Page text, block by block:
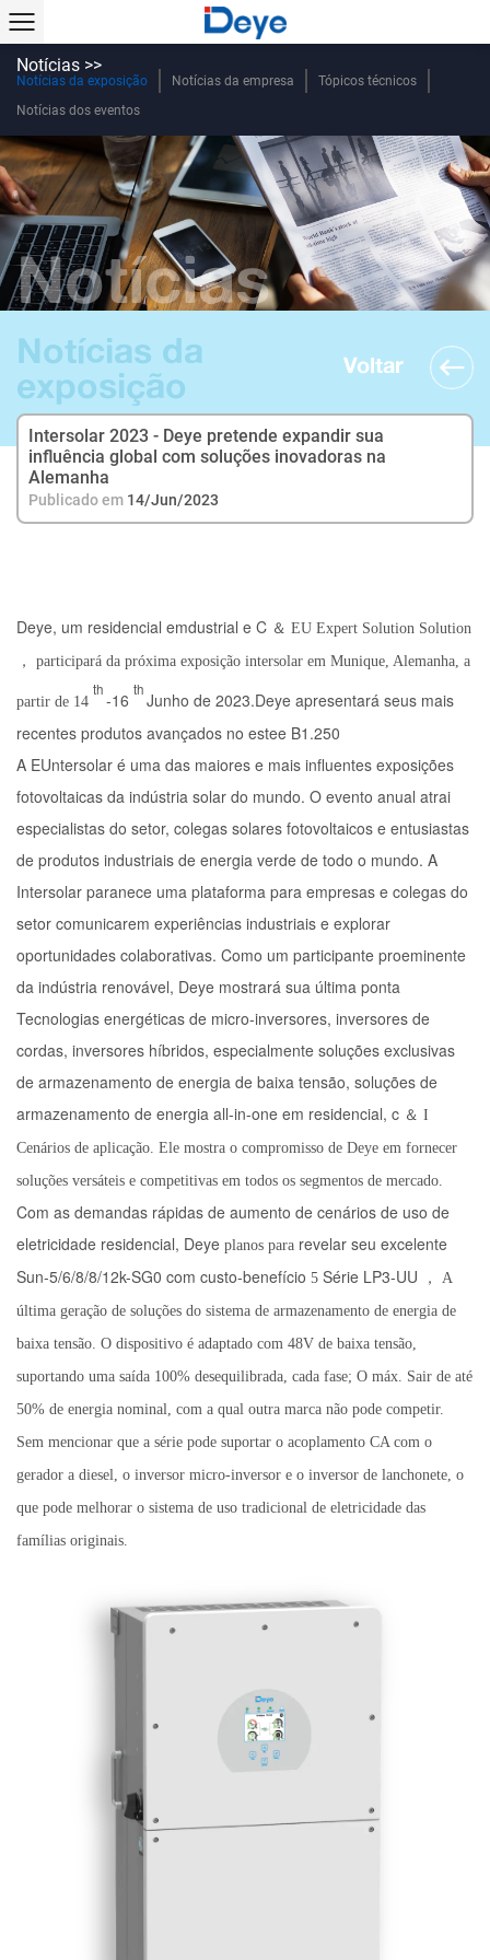
Notícias >>
Notícias da exposição Notícias da empresa
Tópicos técnicos
Notícias dos eventos
Notícias
Notícias da
exposição
Voltar
Intersolar 2023 - Deye pretende expandir sua
influência global com soluções inovadoras na
Alemanha
Publicado em 14/Jun/2023
Deye, um residencial emdustrial e C ＆ EU Expert Solution Solution
， participará da próxima exposição intersolar em Munique, Alemanha, a
partir de 14
th-16 thJunho de 2023.Deye apresentará seus mais
recentes produtos avançados no estee B1.250
A EUntersolar é uma das maiores e mais influentes exposições
fotovoltaicas da indústria solar do mundo. O evento anual atrai
especialistas do setor, colegas solares fotovoltaicos e entusiastas
de produtos industriais de energia verde de todo o mundo. A
Intersolar paranece uma plataforma para empresas e colegas do
setor comunicarem experiências industriais e explorar
oportunidades colaborativas. Como um participante proeminente
da indústria renovável, Deye mostrará sua última ponta
Tecnologias energéticas de micro-inversores, inversores de
cordas, inversores híbridos, especialmente soluções exclusivas
de armazenamento de energia de baixa tensão, soluções de
armazenamento de energia all-in-one em residencial, c ＆ I
Cenários de aplicação. Ele mostra o compromisso de Deye em fornecer
soluções versáteis e competitivas em todos os segmentos de mercado.
Com as demandas rápidas de aumento de cenários de uso de
eletricidade residencial, Deye planos para revelar seu excelente
Sun-5/6/8/8/12k-SG0 com custo-benefício 5 Série LP3-UU ， A
última geração de soluções do sistema de armazenamento de energia de
baixa tensão. O dispositivo é adaptado com 48V de baixa tensão,
suportando uma saída 100% desequilibrada, cada fase; O máx. Sair de até
50% de energia nominal, com a qual outra marca não pode competir.
Sem mencionar que a série pode suportar o acoplamento CA com o
gerador a diesel, o inversor micro-inversor e o inversor de lanchonete, o
que pode melhorar o sistema de uso tradicional de eletricidade das
famílias originais.